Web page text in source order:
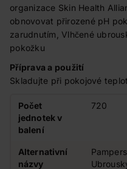
organizace Skin Health
obnovovat přirozené pH
zarudnutím, Vlhčené
pokožku
Příprava a použití
Skladujte při pokojové
Počet
jednotek v
balení
720
Alternativní
názvy